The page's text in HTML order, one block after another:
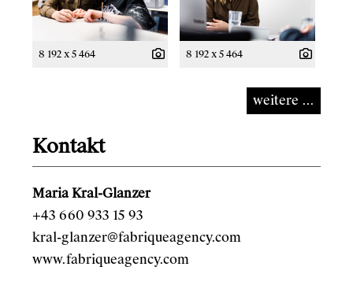
8 192 x 5 464 8 192 x 5 464
weitere ...
Kontakt
Maria Kral-Glanzer
+43 660 933 15 93
kral-glanzer@fabriqueagency.com
www.fabriqueagency.com